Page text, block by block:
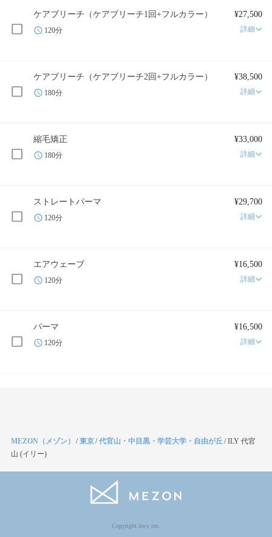
ケアブリーチ（ケアブリーチ1回+フルカラー） ¥27,500
120分 詳細
ケアブリーチ（ケアブリーチ2回+フルカラー） ¥38,500
180分 詳細
縮毛矯正 ¥33,000
180分 詳細
ストレートパーマ ¥29,700
120分 詳細
エアウェーブ ¥16,500
120分 詳細
パーマ ¥16,500
120分 詳細
MEZON（メゾン） /東京/代官山・中目黒・学芸大学・自由が丘 /ILY 代官
山 (イリー)
Copyright Jocy inc.